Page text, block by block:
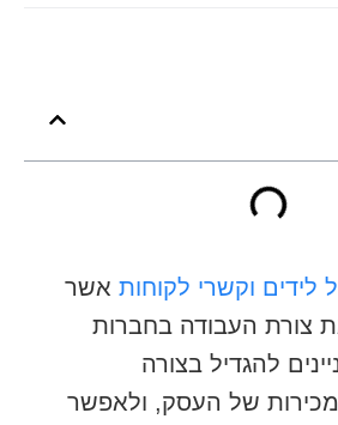
לידים וקשרי לקוחותאשר
צורת העבודה בחברות
להגדיל בצורה
של העסק, ולאפשר